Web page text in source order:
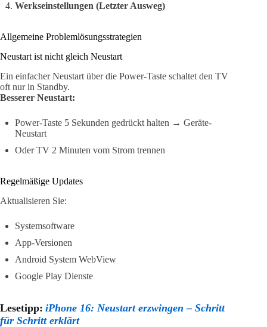
Werkseinstellungen (Letzter Ausweg)
Allgemeine Problemlösungsstrategien
Neustart ist nicht gleich Neustart
Ein einfacher Neustart über die Power-Taste schaltet den TV
oft nur in Standby.
Besserer Neustart:
Power-Taste 5 Sekunden gedrückt halten → Geräte-
Neustart
Oder TV 2 Minuten vom Strom trennen
Regelmäßige Updates
Aktualisieren Sie:
Systemsoftware
App-Versionen
Android System WebView
Google Play Dienste
Lesetipp: iPhone 16: Neustart erzwingen – Schritt
für Schritt erklärt